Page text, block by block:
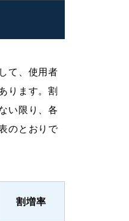
て、使用者
ります。割
い限り、各
のとおりで
割増率